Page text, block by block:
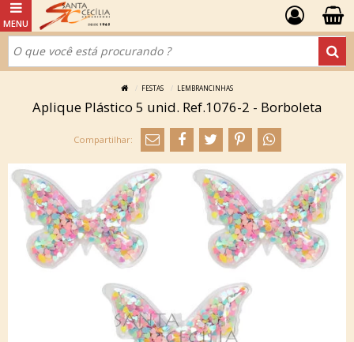
FESTAS LEMBRANCINHAS
Aplique Plástico 5 unid. Ref.1076-2 - Borboleta